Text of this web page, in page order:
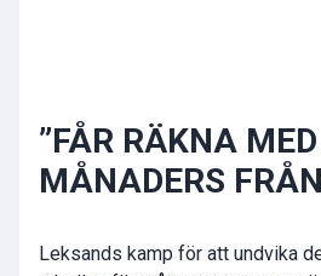
”FÅR RÄKNA
MÅNADERS
Leksands kamp för att undvika